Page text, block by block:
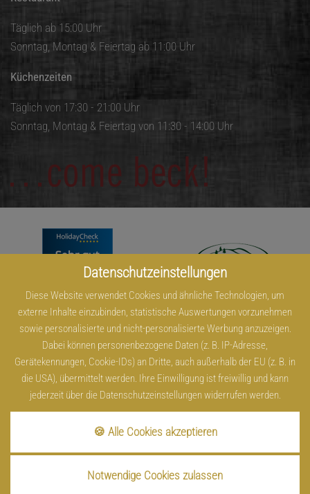
Datenschutzeinstellungen
Diese Website verwendet Cookies und ähnliche Technologien, um
externe Inhalte einzubinden, statistische Auswertungen vorzunehmen
sowie personalisierte und nicht-personalisierte Werbung anzuzeigen.
Dabei können personenbezogene Daten (z. B. IP-Adresse,
Gerätekennungen, Cookie-IDs) an Dritte, auch außerhalb der EU (z. B. in
die USA), übermittelt werden. Ihre Einwilligung ist freiwillig und kann
jederzeit über die Datenschutzeinstellungen widerrufen werden.
🍪 Alle Cookies akzeptieren
Notwendige Cookies zulassen
Täglich ab 15:00 Uhr
Sonntag, Montag & Feiertag ab 11:00 Uhr
Küchenzeiten
Täglich von 17:30 - 21:00 Uhr
Sonntag, Montag & Feiertag von 11:30 - 14:00 Uhr